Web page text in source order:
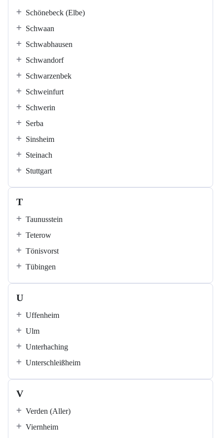
Schönebeck (Elbe)
Schwaan
Schwabhausen
Schwandorf
Schwarzenbek
Schweinfurt
Schwerin
Serba
Sinsheim
Steinach
Stuttgart
T
Taunusstein
Teterow
Tönisvorst
Tübingen
U
Uffenheim
Ulm
Unterhaching
Unterschleißheim
V
Verden (Aller)
Viernheim